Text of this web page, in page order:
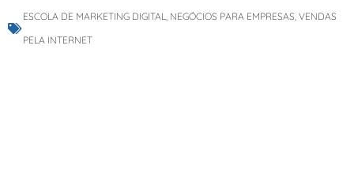
ESCOLA DE MARKETING DIGITAL, NEGÓCIOS PARA EMPRESAS, VENDAS
PELA INTERNET